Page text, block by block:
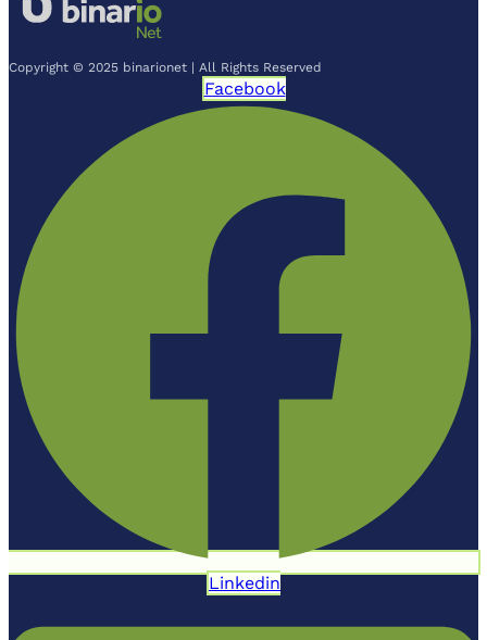
Copyright © 2025 binarionet | All Rights Reserved
Facebook
Linkedin